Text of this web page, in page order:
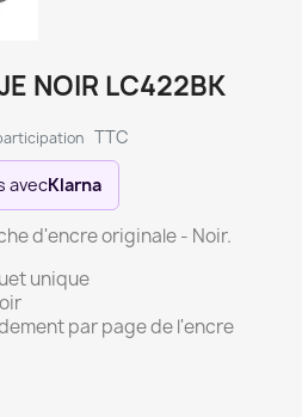
NOIR LC422BK
TTC
avecKlarna
d'encre originale - Noir.
unique
par page de l'encre